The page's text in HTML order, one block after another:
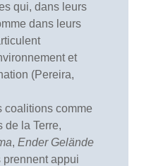
qui, dans leurs
dans leurs
et
(Pereira,
coalitions comme
de la Terre,
, Ender Gelände
prennent appui